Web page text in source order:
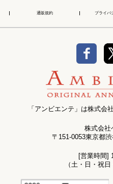
通販規約 プライバ
「アンビエンテ」は株式会
株式会社
〒151-0053東京都
[営業時間]
（土・日・祝